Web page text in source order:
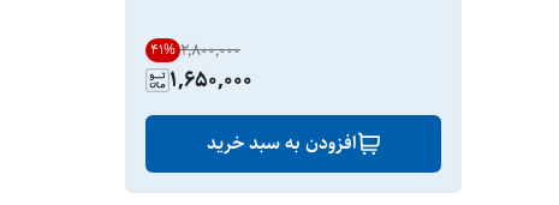
۲٬۸۰۰٬۰۰۰ 41%
1,650,000
افزودن به سبد خرید